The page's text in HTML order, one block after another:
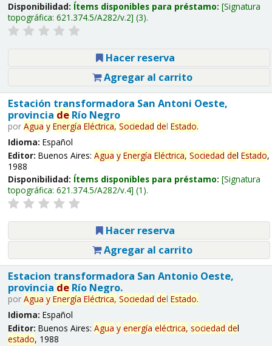
Disponibilidad: Ítems disponibles para préstamo: Signatura
topográfica: 621.374.5/A282/v.2 (3).
Hacer reserva
Agregar al carrito
Estación transformadora San Antoni Oeste,
provincia deRío Negro
por Agua y Energía Eléctrica, Sociedad del Estado.
Idioma: Español
Editor: Buenos Aires: Agua y Energía Eléctrica, Sociedad del Estado,
1988
Disponibilidad: Ítems disponibles para préstamo: Signatura
topográfica: 621.374.5/A282/v.4 (1).
Hacer reserva
Agregar al carrito
Estacion transformadora San Antonio Oeste,
provincia deRío Negro.
por Agua y Energía Eléctrica, Sociedad del Estado.
Idioma: Español
Editor: Buenos Aires: Agua y energía eléctrica, sociedad del
estado, 1988